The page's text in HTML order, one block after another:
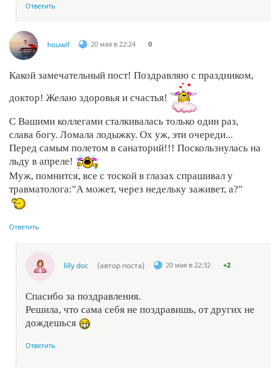
Ответить
houwif 20 мая в 22:24 0
Какой замечательный пост! Поздравляю с праздником,
доктор! Желаю здоровья и счастья!
С Вашими коллегами сталкивалась только один раз,
слава богу. Ломала лодыжку. Ох уж, эти очереди...
Перед самым полетом в санаторий!!! Поскользнулась на
льду в апреле!
Муж, помнится, все с тоской в глазах спрашивал у
травматолога:"А может, через недельку заживет, а?"
Ответить
lilly doc (автор поста) 20 мая в 22:32 +2
Спасибо за поздравления.
Решила, что сама себя не поздравишь, от других не
дождешься
Ответить